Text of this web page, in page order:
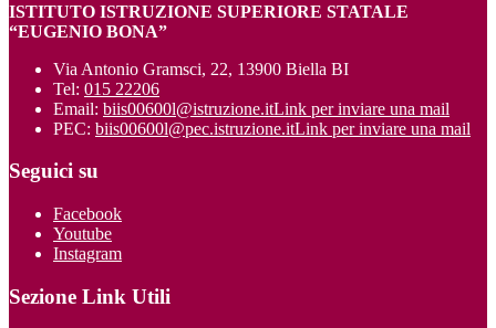
ISTITUTO ISTRUZIONE SUPERIORE STATALE
“EUGENIO BONA”
Via Antonio Gramsci, 22, 13900 Biella BI
Tel: 015 22206
Email: biis00600l@istruzione.itLink per inviare una mail
PEC: biis00600l@pec.istruzione.itLink per inviare una mail
Seguici su
Facebook
Youtube
Instagram
Sezione Link Utili